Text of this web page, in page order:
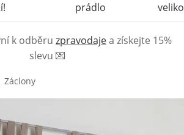
prádlo
k odběru zpravodajea získejte 15%
slevu 💌
Záclony